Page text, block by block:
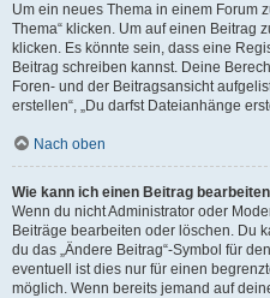
Um ein neues Thema in einem Forum
Thema“ klicken. Um auf einen Beitrag
klicken. Es könnte sein, dass eine
Beitrag schreiben kannst. Deine
Foren- und der Beitragsansicht
erstellen“, „Du darfst Dateianhänge
Nach oben
Wie kann ich einen Beitrag
Wenn du nicht Administrator oder
Beiträge bearbeiten oder löschen. Du
du das „Ändere Beitrag“-Symbol für
eventuell ist dies nur für einen
möglich. Wenn bereits jemand auf